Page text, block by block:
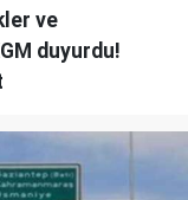
ve
duyurdu!